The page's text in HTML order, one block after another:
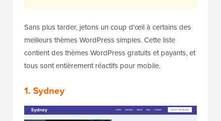
Sans plus tarder, jetons un coup d'œil à certains des
meilleurs thèmes WordPress simples. Cette liste
contient des thèmes WordPress gratuits et payants, et
tous sont entièrement réactifs pour mobile.
1. Sydney